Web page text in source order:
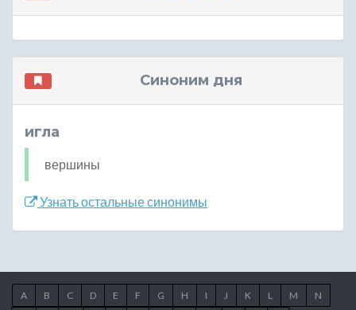
Синоним дня
игла
вершины
Узнать остальные синонимы
A B C D E F G H I J K L M N